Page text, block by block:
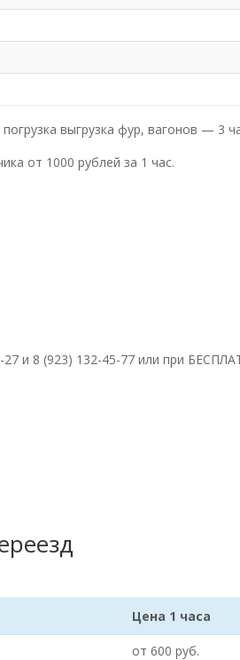
выгрузка фур, вагонов — 3
от 1000 рублей за 1 час.
и 8 (923) 132-45-77 или при
Цена 1 часа
от 600 руб.